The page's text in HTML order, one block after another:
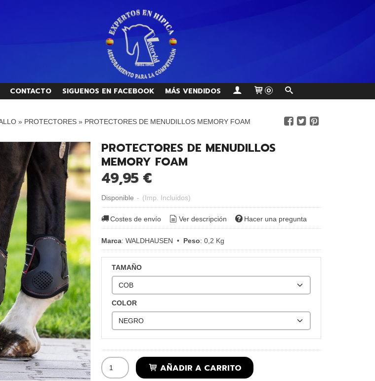
CONTACTO SIGUENOS EN FACEBOOK MÁS VENDIDOS 0
» PROTECTORES » PROTECTORES DE MENUDILLOS MEMORY FOAM
PROTECTORES DE MENUDILLOS
MEMORY FOAM
49,95 €
Disponible - (Imp. Incluidos)
Costes de envío Ver descripción Hacer una pregunta
Marca: WALDHAUSEN • Peso: 0,2 Kg
TAMAÑO
COLOR
AÑADIR A CARRITO